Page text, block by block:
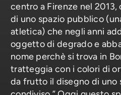
Chi
centro a Firenze nel
di uno spazio pubblico
atletica) che negli anni
oggetto di degrado e
nome perchè si trova in
tratteggia con i colori di
da frutto il disegno di uno